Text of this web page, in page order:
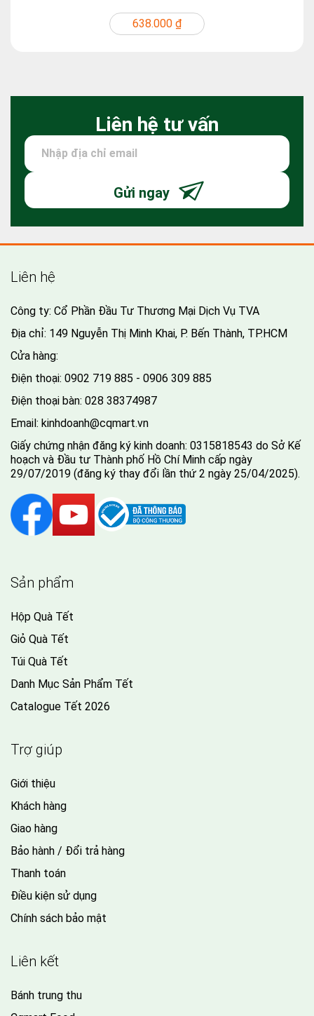
638.000 ₫
Liên hệ tư vấn
Gửi ngay
Liên hệ
Công ty: Cổ Phần Đầu Tư Thương Mại Dịch Vụ TVA
Địa chỉ: 149 Nguyễn Thị Minh Khai, P. Bến Thành, TP.HCM
Cửa hàng:
Điện thoại: 0902 719 885 - 0906 309 885
Điện thoại bàn: 028 38374987
Email: kinhdoanh@cqmart.vn
Giấy chứng nhận đăng ký kinh doanh: 0315818543 do Sở Kế
hoạch và Đầu tư Thành phố Hồ Chí Minh cấp ngày
29/07/2019 (đăng ký thay đổi lần thứ 2 ngày 25/04/2025).
Sản phẩm
Hộp Quà Tết
Giỏ Quà Tết
Túi Quà Tết
Danh Mục Sản Phẩm Tết
Catalogue Tết 2026
Trợ giúp
Giới thiệu
Khách hàng
Giao hàng
Bảo hành / Đổi trả hàng
Thanh toán
Điều kiện sử dụng
Chính sách bảo mật
Liên kết
Bánh trung thu